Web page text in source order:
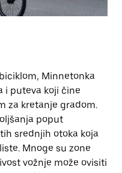
Minnetonka
i puteva koji čine
za kretanje gradom.
poput
srednjih otoka koja
Mnoge su zone
vožnje može ovisiti